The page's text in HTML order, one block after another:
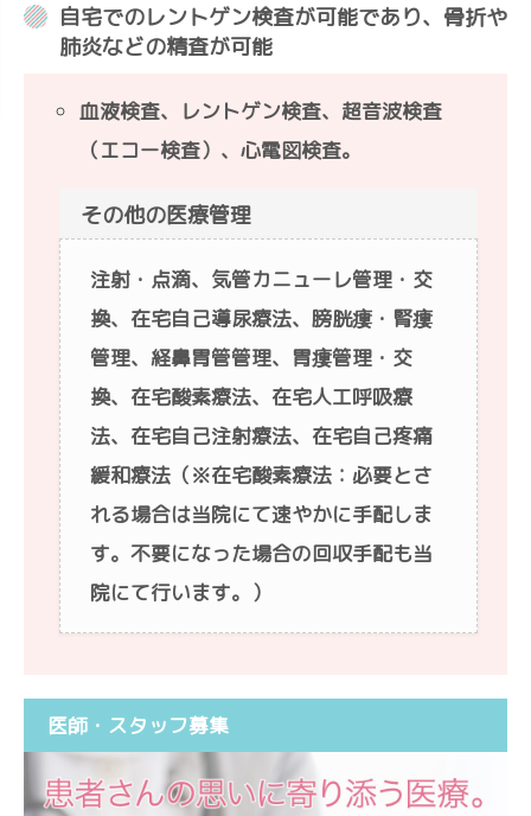
自宅でのレントゲン検査が可能であり、骨折や
肺炎などの精査が可能
血液検査、レントゲン検査、超音波検査
（エコー検査）、心電図検査。
その他の医療管理
注射・点滴、気管カニューレ管理・交
換、在宅自己導尿療法、膀胱瘻・腎瘻
管理、経鼻胃管管理、胃瘻管理・交
換、在宅酸素療法、在宅人工呼吸療
法、在宅自己注射療法、在宅自己疼痛
緩和療法（※在宅酸素療法：必要とさ
れる場合は当院にて速やかに手配しま
す。不要になった場合の回収手配も当
院にて行います。）
医師・スタッフ募集